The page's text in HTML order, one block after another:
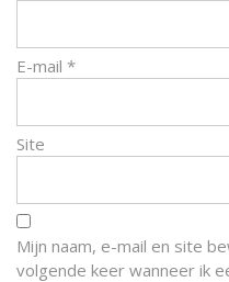
E-mail *
Site
Mijn naam, e-mail en site
volgende keer wanneer ik